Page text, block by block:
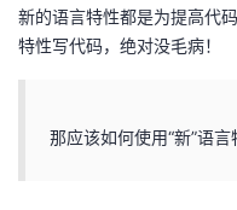
者
发
Programs
的
新的语言特性都是为提高代
特性写代码，绝对没毛病！
那应该如何使用“新”语